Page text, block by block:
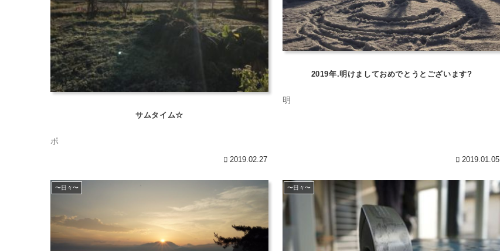
サムタイム☆
ポ
2019.02.27
2019年.明けましておめでとうとございます?
明
2019.01.05
〜日々〜 〜日々〜